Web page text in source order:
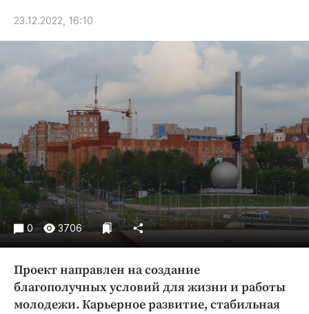
Криминал
Недвижимость и ЖКХ
Образование
Общество
Погода
Праздники
Происшествия
Спорт
Экономика и бизнес
ПРОЕКТЫ
Издания
Медиаперсона
23.12.2022, 16:10
0 3706
Проект направлен на создание
благополучных условий для жизни и работы
молодежи. Карьерное развитие, стабильная